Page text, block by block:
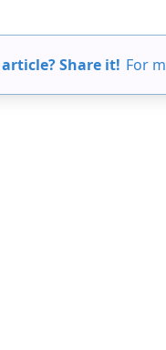
transcripciones de
un público diverso.
Share it! For